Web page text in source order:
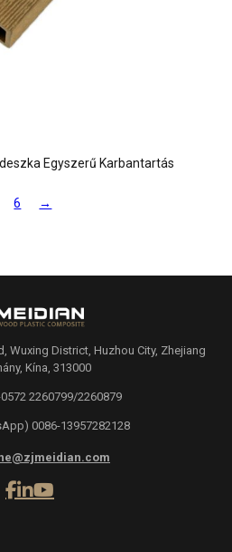
Egyszerű Karbantartás
6 →
Wuxing District, Huzhou City, Zhejiang
Kína, 313000
2260799/2260879
0086-13957282128